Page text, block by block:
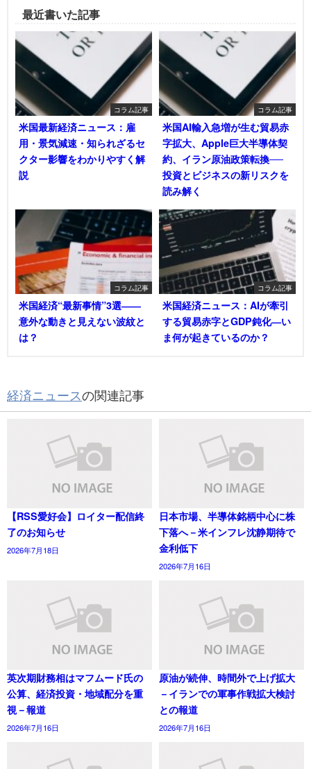
最近書いた記事
コラム記事
米国最新経済ニュース：雇
用・景気減速・知られざるセ
クター影響をわかりやすく解
説
コラム記事
米国AI輸入急増が生む貿易赤
字拡大、Apple巨大半導体契
約、イラン原油政策転換──
投資とビジネスの新リスクを
読み解く
コラム記事
米国経済“最新事情”3選――
意外な動きと見えない波紋と
は？
コラム記事
米国経済ニュース：AIが牽引
する貿易赤字とGDP鈍化―い
ま何が起きているのか？
経済ニュースの関連記事
【RSS愛好会】ロイター配信終
了のお知らせ
2026年7月18日
日本市場、半導体銘柄中心に株
下落へ－米インフレ沈静期待で
金利低下
2026年7月16日
英次期財務相はマフムード氏の
公算、経済投資・地域配分を重
視－報道
2026年7月16日
原油が続伸、時間外で上げ拡大
－イランでの軍事作戦拡大検討
との報道
2026年7月16日